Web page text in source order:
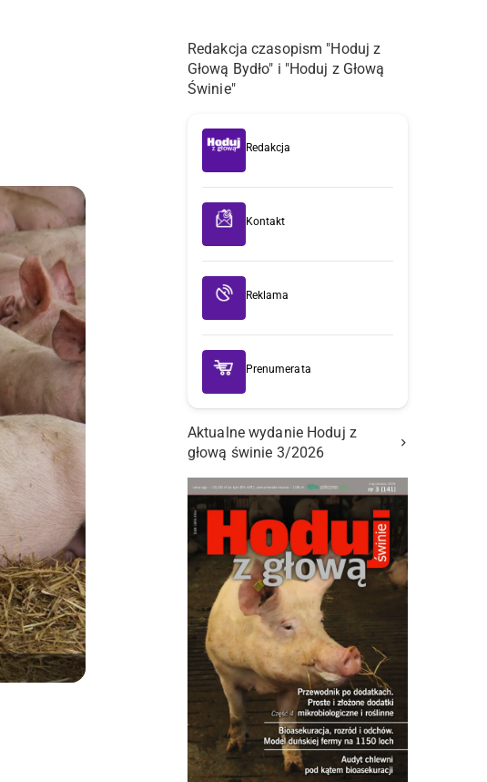
Redakcja czasopism "Hoduj z
Głową Bydło" i "Hoduj z Głową
Świnie"
Redakcja
Kontakt
Reklama
Prenumerata
Aktualne wydanie Hoduj z
głową świnie 3/2026